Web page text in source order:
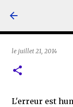
le juillet 21, 2014
L'erreur est